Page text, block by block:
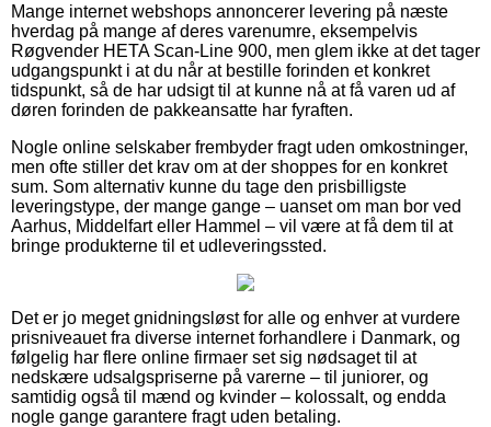
Mange internet webshops annoncerer levering på næste
hverdag på mange af deres varenumre, eksempelvis
Røgvender HETA Scan-Line 900, men glem ikke at det tager
udgangspunkt i at du når at bestille forinden et konkret
tidspunkt, så de har udsigt til at kunne nå at få varen ud af
døren forinden de pakkeansatte har fyraften.
Nogle online selskaber frembyder fragt uden omkostninger,
men ofte stiller det krav om at der shoppes for en konkret
sum. Som alternativ kunne du tage den prisbilligste
leveringstype, der mange gange – uanset om man bor ved
Aarhus, Middelfart eller Hammel – vil være at få dem til at
bringe produkterne til et udleveringssted.
Det er jo meget gnidningsløst for alle og enhver at vurdere
prisniveauet fra diverse internet forhandlere i Danmark, og
følgelig har flere online firmaer set sig nødsaget til at
nedskære udsalgspriserne på varerne – til juniorer, og
samtidig også til mænd og kvinder – kolossalt, og endda
nogle gange garantere fragt uden betaling.